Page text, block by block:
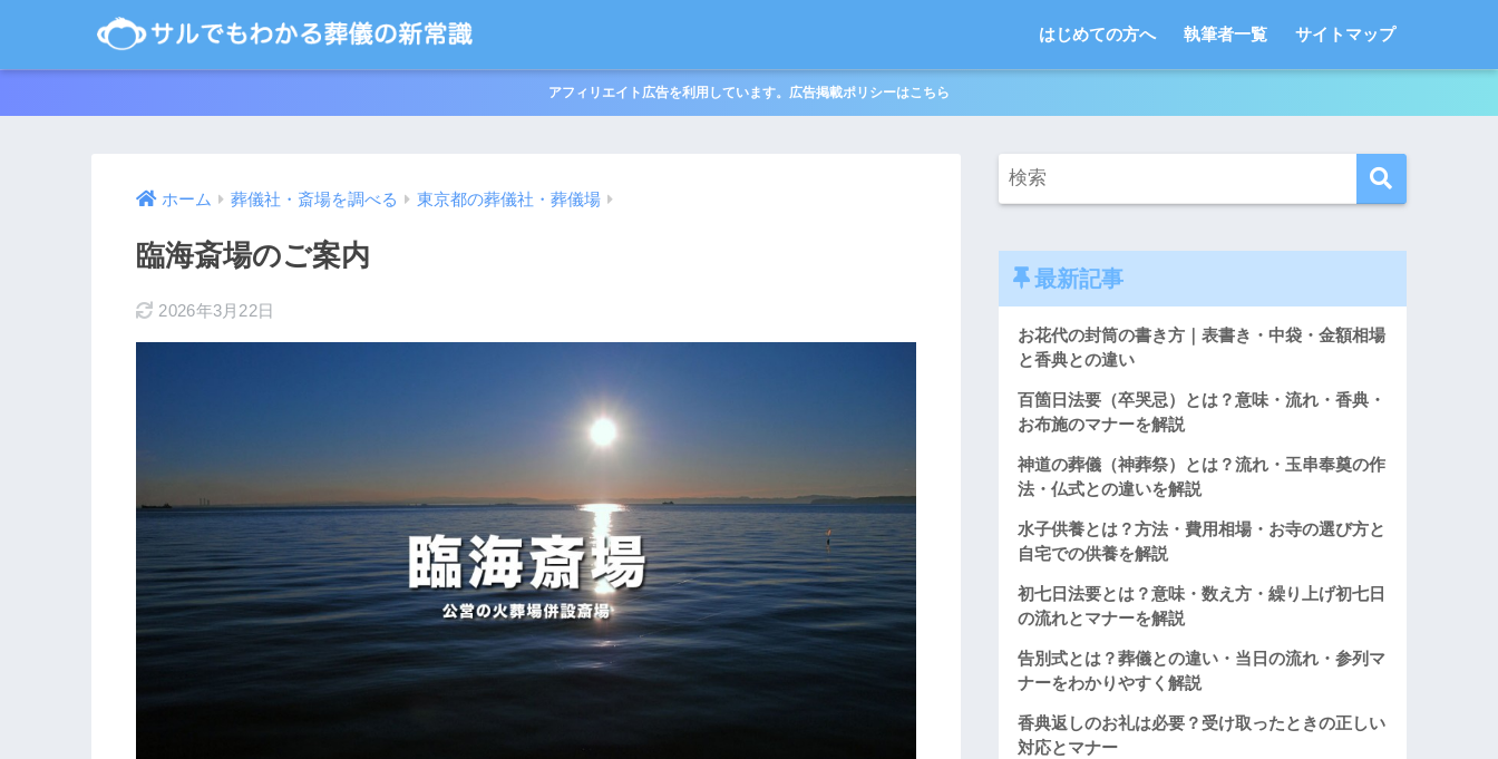
はじめての方へ 執筆者一覧 サイトマップ
アフィリエイト広告を利用しています。広告掲載ポリシーはこちら
ホーム 葬儀社・斎場を調べる 東京都の葬儀社・葬儀場
臨海斎場のご案内
2026年3月22日
最新記事
お花代の封筒の書き方｜表書き・中袋・金額相場
と香典との違い
百箇日法要（卒哭忌）とは？意味・流れ・香典・
お布施のマナーを解説
神道の葬儀（神葬祭）とは？流れ・玉串奉奠の作
法・仏式との違いを解説
水子供養とは？方法・費用相場・お寺の選び方と
自宅での供養を解説
初七日法要とは？意味・数え方・繰り上げ初七日
の流れとマナーを解説
告別式とは？葬儀との違い・当日の流れ・参列マ
ナーをわかりやすく解説
香典返しのお礼は必要？受け取ったときの正しい
対応とマナー